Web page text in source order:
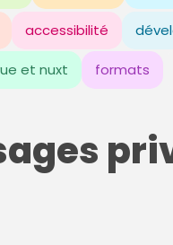
accessibilité
et nuxt formats